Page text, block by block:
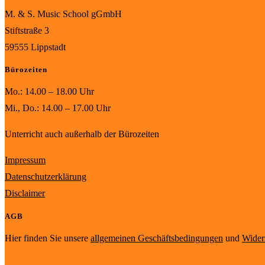
M. & S. Music School gGmbH
Stiftstraße 3
59555 Lippstadt
Bürozeiten
Mo.: 14.00 – 18.00 Uhr
Mi., Do.: 14.00 – 17.00 Uhr
Unterricht auch außerhalb der Bürozeiten
Impressum
Datenschutzerklärung
Disclaimer
AGB
Hier finden Sie unsere allgemeinen Geschäftsbedingungen und